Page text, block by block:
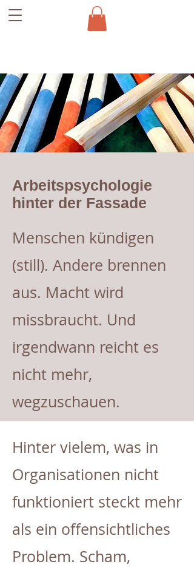
Arbeitspsychologie
hinter der Fassade
Menschen kündigen
(still). Andere brennen
aus. Macht wird
missbraucht. Und
irgendwann reicht es
nicht mehr,
wegzuschauen.
Hinter vielem, was in
Organisationen nicht
funktioniert steckt mehr
als ein offensichtliches
Problem. Scham,